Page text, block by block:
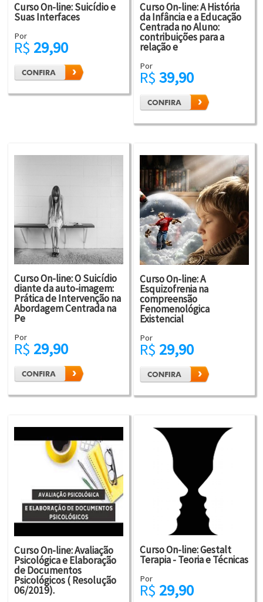
Curso On-line: Suicídio e
Suas Interfaces
Por
R$ 29,90
Curso On-line: A História
da Infância e a Educação
Centrada no Aluno:
contribuições para a
relação e
Por
R$ 39,90
Curso On-line: O Suicídio
diante da auto-imagem:
Prática de Intervenção na
Abordagem Centrada na
Pe
Por
R$ 29,90
Curso On-line: A
Esquizofrenia na
compreensão
Fenomenológica
Existencial
Por
R$ 29,90
Curso On-line: Avaliação
Psicológica e Elaboração
de Documentos
Psicológicos ( Resolução
06/2019).
Curso On-line: Gestalt
Terapia - Teoria e Técnicas
Por
R$ 29,90